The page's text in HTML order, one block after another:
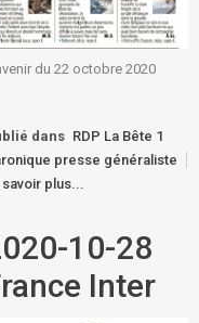
du 22 octobre 2020
dans RDP La Bête 1
presse généraliste
savoir plus...
10-28
Inter